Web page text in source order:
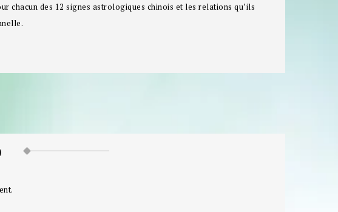
chacun des 12 signes astrologiques chinois et les relations qu’ils